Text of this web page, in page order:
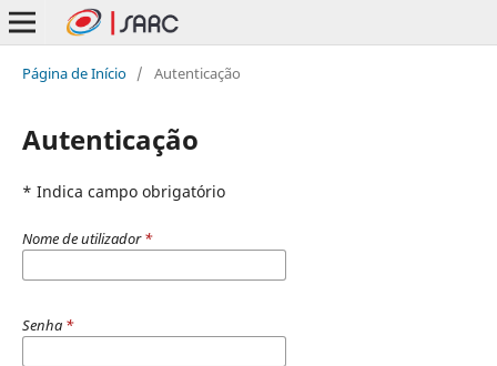
Página de Início / Autenticação
Autenticação
* Indica campo obrigatório
Nome de utilizador*
Senha *